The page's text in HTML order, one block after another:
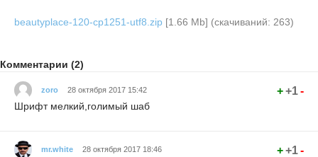
beautyplace-120-cp1251-utf8.zip [1.66 Mb] (cкачиваний: 263)
Комментарии (2)
zoro 28 октября 2017 15:42 ++1-
Шрифт мелкий,голимый шаб
mr.white 28 октября 2017 18:46 ++1-